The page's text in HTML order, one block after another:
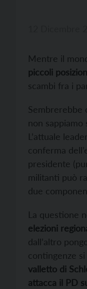
Mentre il
piccoli
scambi fra i
Sembrerebbe
non sappiamo
L’attuale
conferma
presidente
militanti può
due
La questione
elezioni
dall’altro
contingenze
valletto di
attacca il PD